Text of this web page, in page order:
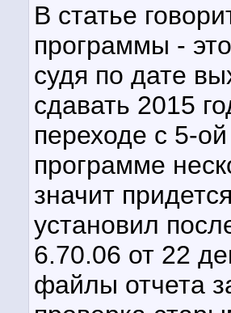
В статье
программы -
судя по дате
сдавать 2015
переходе с 5-
программе
значит
установил
6.70.06 от 22
файлы отчета